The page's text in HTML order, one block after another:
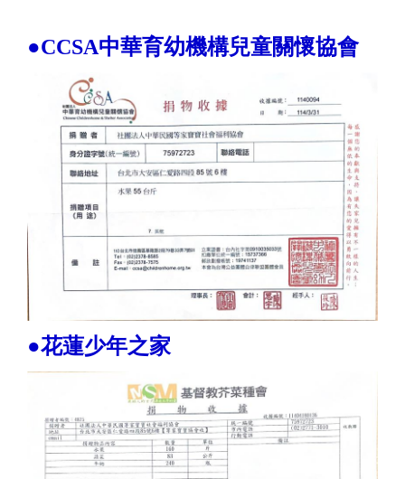
●CCSA中華育幼機構兒童關懷協會
●花蓮少年之家